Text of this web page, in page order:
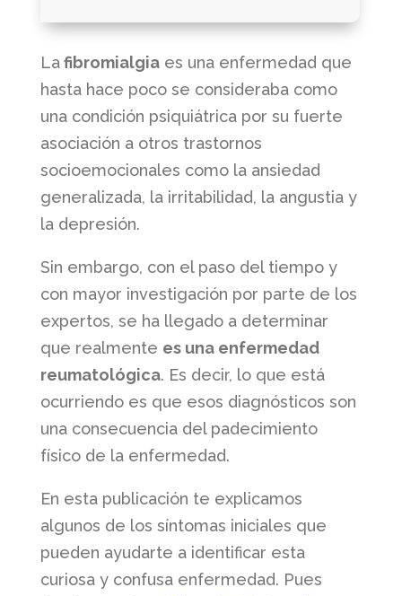
Lafibromialgiaes una enfermedad que
hasta hace poco se consideraba como
una condición psiquiátrica por su fuerte
asociación a otros trastornos
socioemocionales como la ansiedad
generalizada, la irritabilidad, la angustia y
la depresión.
Sin embargo, con el paso del tiempo y
con mayor investigación por parte de los
expertos, se ha llegado a determinar
que realmente es una enfermedad
reumatológica. Es decir, lo que está
ocurriendo es que esos diagnósticos son
una consecuencia del padecimiento
físico de la enfermedad.
En esta publicación te explicamos
algunos de los síntomas iniciales que
pueden ayudarte a identificar esta
curiosa y confusa enfermedad. Pues